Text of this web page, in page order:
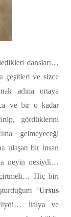
dansları…
çeşitleri ve sizce
adına ortaya
ve bir o kadar
gördüklerini
gelmeyeceği
ulaşan bir insan
neyin nesiydi…
Hiç biri
‘Ursus
İtalya ve